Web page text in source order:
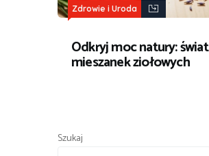
Zdrowie i Uroda
Odkryj moc natury: świat
mieszanek ziołowych
Szukaj